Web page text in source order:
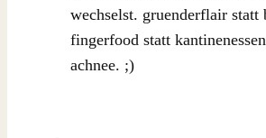
wechselst. gruenderflair statt
fingerfood statt
achnee. ;)